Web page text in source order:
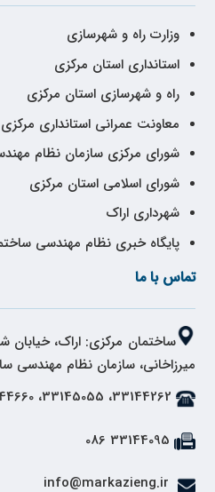
وزارت راه و شهرسازی
استانداری استان مرکزی
راه و شهرسازی استان مرکزی
معاونت عمرانی استانداری مرکزی
شورای مرکزی سازمان نظام
شورای اسلامی استان مرکزی
شهرداری اراک
پایگاه خبری نظام مهندسی
تماس با ما
ساختمان مرکزی: اراک،
میرزاخانی، سازمان نظام مهندسی
33144262، 33145055، 33144660 086
33144095 086